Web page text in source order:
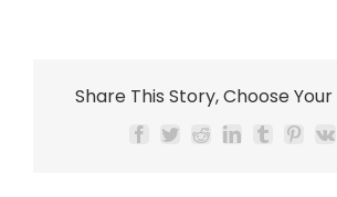
Share This Story, Choose
Facebook
TwitterRedditLinkedIn
Tumblr Vk